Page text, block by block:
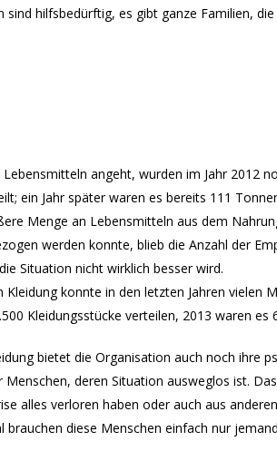
sind hilfsbedürftig, es gibt ganze Familien,
angeht, wurden im Jahr 2012
ein Jahr später waren es bereits 111
Menge an Lebensmitteln aus dem
werden konnte, blieb die Anzahl der
Situation nicht wirklich besser wird.
Kleidung konnte in den letzten Jahren vielen
Kleidungsstücke verteilen, 2013 waren es
bietet die Organisation auch noch ihre
Menschen, deren Situation ausweglos ist.
alles verloren haben oder auch aus
brauchen diese Menschen einfach nur